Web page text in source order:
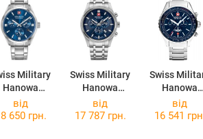
Military
Hanowa
Roadrunner
Swiss Military
Hanowa
Airman First
Class
Swiss
Hanowa
Afterburn
Chrono
від
650 грн.
від
17 787 грн.
від
16 541